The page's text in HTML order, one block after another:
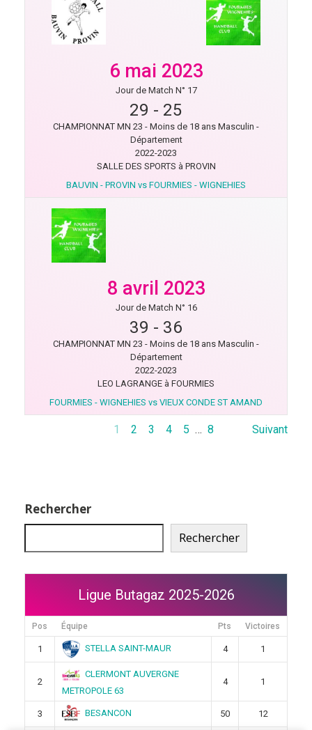
6 mai 2023
Jour de Match N° 17
29 - 25
CHAMPIONNAT MN 23 - Moins de 18 ans Masculin -
Département
2022-2023
SALLE DES SPORTS à PROVIN
BAUVIN - PROVIN vs FOURMIES - WIGNEHIES
8 avril 2023
Jour de Match N° 16
39 - 36
CHAMPIONNAT MN 23 - Moins de 18 ans Masculin -
Département
2022-2023
LEO LAGRANGE à FOURMIES
FOURMIES - WIGNEHIES vs VIEUX CONDE ST AMAND
1 2 3 4 5 … 8 Suivant
Rechercher
Rechercher
Ligue Butagaz 2025-2026
Pos Équipe Pts Victoires
1 STELLA SAINT-MAUR 4 1
2
CLERMONT AUVERGNE
METROPOLE 63
4 1
3 BESANCON 50 12